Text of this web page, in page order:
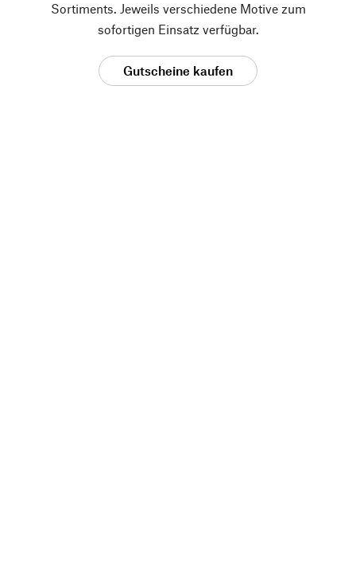
Sortiments. Jeweils verschiedene Motive zum
sofortigen Einsatz verfügbar.
Gutscheine kaufen